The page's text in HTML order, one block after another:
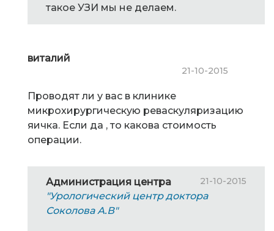
такое УЗИ мы не делаем.
виталий
21-10-2015
Проводят ли у вас в клинике
микрохирургическую реваскуляризацию
яичка. Если да , то какова стоимость
операции.
Администрация центра 21-10-2015
"Урологический центр доктора
Соколова А.В"